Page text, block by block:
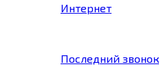
Интернет
Последний